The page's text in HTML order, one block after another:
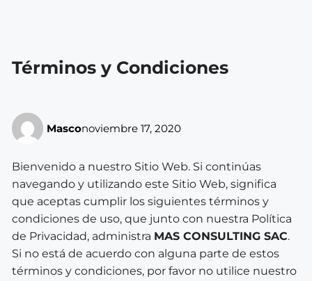
Términos y Condiciones
Masconoviembre 17, 2020
Bienvenido a nuestro Sitio Web. Si continúas
navegando y utilizando este Sitio Web, significa
que aceptas cumplir los siguientes términos y
condiciones de uso, que junto con nuestra Política
de Privacidad, administra MAS CONSULTING SAC.
Si no está de acuerdo con alguna parte de estos
términos y condiciones, por favor no utilice nuestro